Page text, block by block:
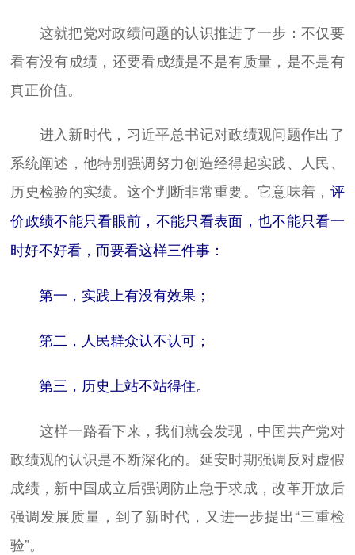
这就把党对政绩问题的认识推进了一步：不仅要
看有没有成绩，还要看成绩是不是有质量，是不是有
真正价值。
进入新时代，习近平总书记对政绩观问题作出了
系统阐述，他特别强调努力创造经得起实践、人民、
历史检验的实绩。这个判断非常重要。它意味着， 评
价政绩不能只看眼前，不能只看表面，也不能只看一
时好不好看，而要看这样三件事：
第一，实践上有没有效果；
第二，人民群众认不认可；
第三，历史上站不站得住。
这样一路看下来，我们就会发现，中国共产党对
政绩观的认识是不断深化的。延安时期强调反对虚假
成绩，新中国成立后强调防止急于求成，改革开放后
强调发展质量，到了新时代，又进一步提出“三重检
验”。